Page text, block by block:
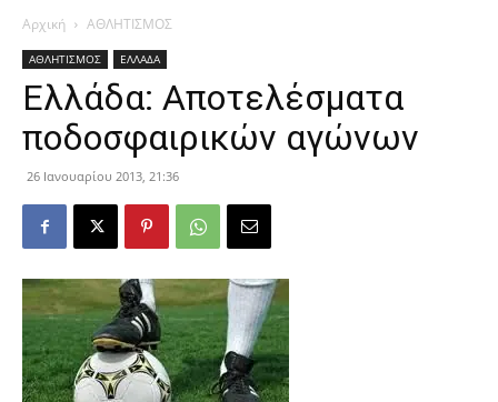
Αρχική ΑΘΛΗΤΙΣΜΟΣ
ΑΘΛΗΤΙΣΜΟΣ ΕΛΛΑΔΑ
Ελλάδα: Αποτελέσματα
ποδοσφαιρικών αγώνων
26 Ιανουαρίου 2013, 21:36